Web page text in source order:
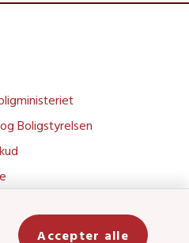
Boligstyrelsen
Boligstyrelsens nyheder
Accepter alle